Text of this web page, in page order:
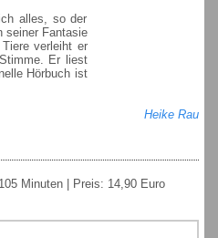
alles, so der
seiner Fantasie
verleiht er
Er liest
Hörbuch ist
Heike Rau
Minuten | Preis: 14,90 Euro